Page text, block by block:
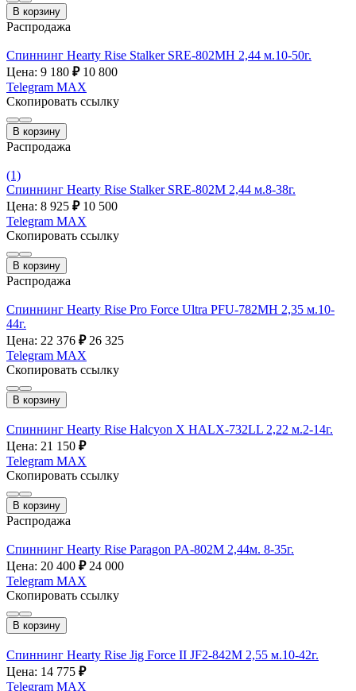
В корзину
Распродажа
Спиннинг Hearty Rise Stalker SRE-802MH 2,44 м.10-50г.
Цена: 9 180 ₽ 10 800
Telegram MAX
Скопировать ссылку
В корзину
Распродажа
(1)
Спиннинг Hearty Rise Stalker SRE-802M 2,44 м.8-38г.
Цена: 8 925 ₽ 10 500
Telegram MAX
Скопировать ссылку
В корзину
Распродажа
Спиннинг Hearty Rise Pro Force Ultra PFU-782MH 2,35 м.10-
44г.
Цена: 22 376 ₽ 26 325
Telegram MAX
Скопировать ссылку
В корзину
Спиннинг Hearty Rise Halcyon X HALX-732LL 2,22 м.2-14г.
Цена: 21 150 ₽
Telegram MAX
Скопировать ссылку
В корзину
Распродажа
Спиннинг Hearty Rise Paragon PA-802M 2,44м. 8-35г.
Цена: 20 400 ₽ 24 000
Telegram MAX
Скопировать ссылку
В корзину
Спиннинг Hearty Rise Jig Force II JF2-842M 2,55 м.10-42г.
Цена: 14 775 ₽
Telegram MAX